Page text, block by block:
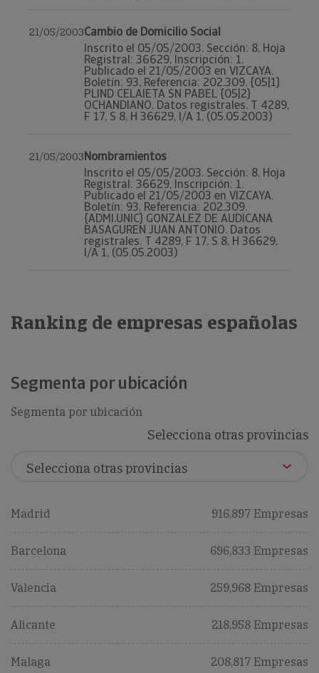
21/05/2003Cambio de Domicilio Social
Inscrito el 05/05/2003. Sección: 8, Hoja
Registral: 36629, Inscripción: 1.
Publicado el 21/05/2003 en VIZCAYA.
Boletín: 93, Referencia: 202.309. {05|1}
PLIND CELAIETA SN PABEL {05|2}
OCHANDIANO. Datos registrales. T 4289,
F 17, S 8, H 36629, I/A 1, (05.05.2003)
21/05/2003Nombramientos
Inscrito el 05/05/2003. Sección: 8, Hoja
Registral: 36629, Inscripción: 1.
Publicado el 21/05/2003 en VIZCAYA.
Boletín: 93, Referencia: 202.309.
{ADMI.UNIC} GONZALEZ DE AUDICANA
BASAGUREN JUAN ANTONIO. Datos
registrales. T 4289, F 17, S 8, H 36629,
I/A 1, (05.05.2003)
Ranking de empresas españolas
Segmenta por ubicación
Segmenta por ubicación
Selecciona otras provincias
Madrid 916,897 Empresas
Barcelona 696,833 Empresas
Valencia 259,968 Empresas
Alicante 218,958 Empresas
Malaga 208,817 Empresas